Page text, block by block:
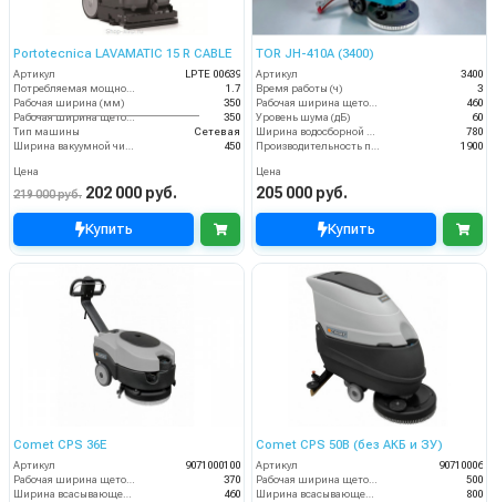
Portotecnica LAVAMATIC 15 R CABLE
Артикул
LPTE 00639
1.7
Рабочая ширина (мм)
350
Рабочая ширина щеток (мм)
350
Тип машины
Сетевая
450
Цена
219 000 руб. 202 000 руб.
Купить
TOR JH-410A (3400)
Артикул
3400
Время работы (ч)
3
460
Уровень шума (дБ)
60
780
1900
Цена
205 000 руб.
Купить
Comet CPS 36E
Артикул
9071000100
Рабочая ширина щеток (мм)
370
Ширина всасывающей балки (мм)
460
Comet CPS 50B (без АКБ и ЗУ)
Артикул
90710006
Рабочая ширина щеток (мм)
500
Ширина всасывающей балки (мм)
800